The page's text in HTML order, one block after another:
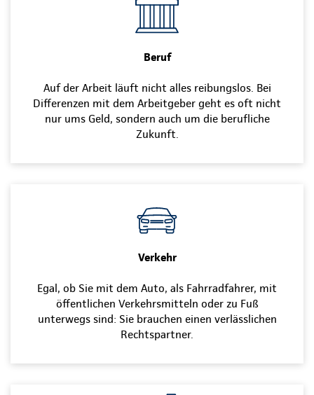
Beruf
Auf der Arbeit läuft nicht alles reibungslos. Bei
Differenzen mit dem Arbeitgeber geht es oft nicht
nur ums Geld, sondern auch um die berufliche
Zukunft.
Verkehr
Egal, ob Sie mit dem Auto, als Fahrradfahrer, mit
öffentlichen Verkehrsmitteln oder zu Fuß
unterwegs sind: Sie brauchen einen verlässlichen
Rechtspartner.